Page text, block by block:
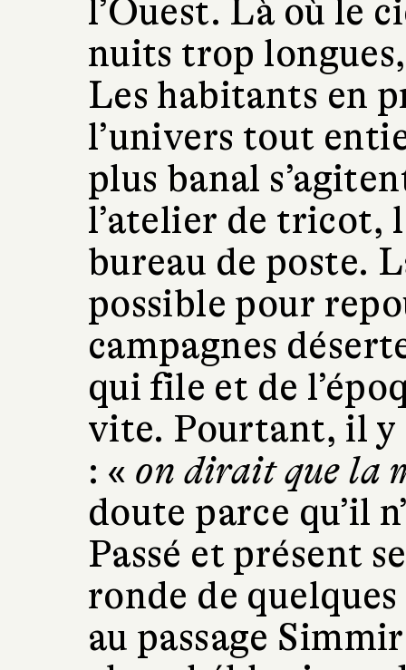
l’Ouest. Là où le
nuits trop
Les habitants en
l’univers tout
plus banal
l’atelier de tricot,
bureau de poste.
possible pour
campagnes
qui file et de
vite. Pourtant, il y
: « on dirait que la
doute parce qu’il
Passé et présent
ronde de
au passage